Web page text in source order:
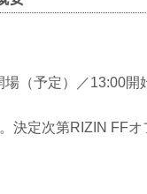
（予定）／13:00開
決定次第RIZIN FF